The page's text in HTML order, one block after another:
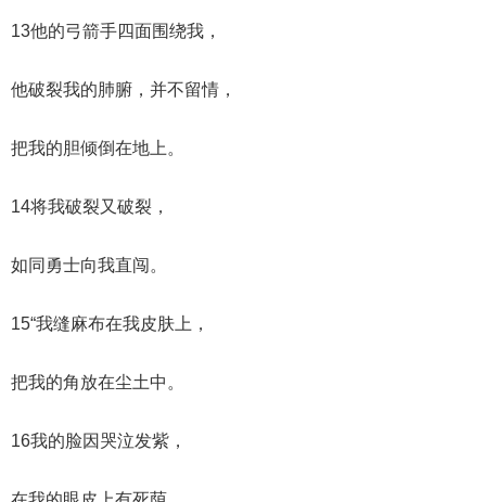
13他的弓箭手四面围绕我，
他破裂我的肺腑，并不留情，
把我的胆倾倒在地上。
14将我破裂又破裂，
如同勇士向我直闯。
15“我缝麻布在我皮肤上，
把我的角放在尘土中。
16我的脸因哭泣发紫，